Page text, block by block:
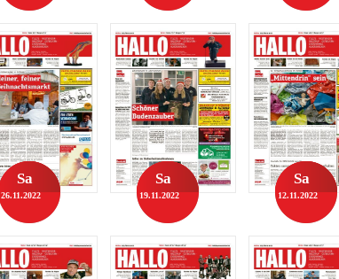
Sa
26.11.2022
Sa
19.11.2022
Sa
12.11.2022